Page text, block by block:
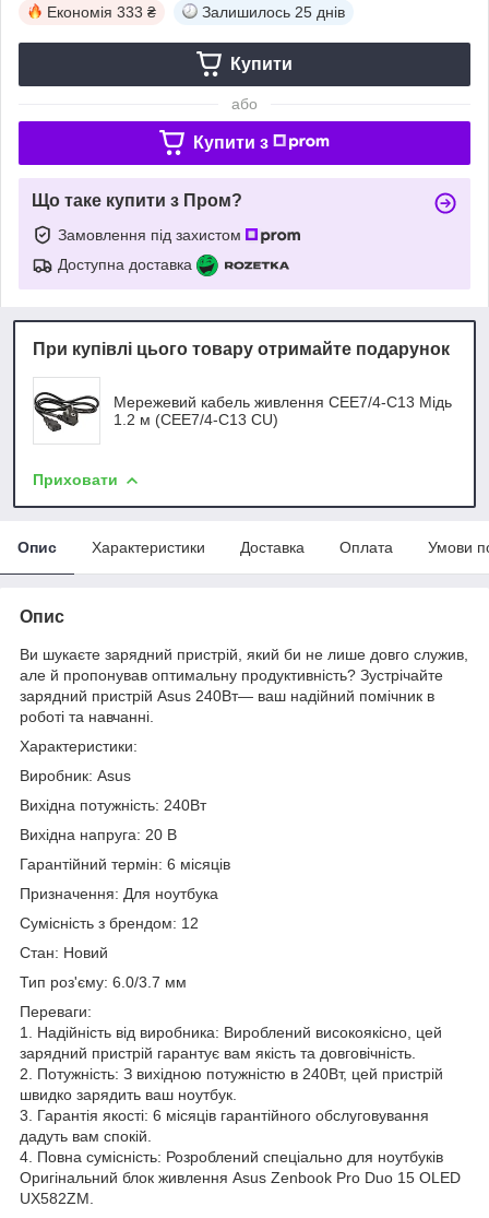
Економія 333 ₴ Залишилось 25 днів
Купити
або
Купити з
Що таке купити з Пром?
Замовлення під захистом
Доступна доставка
При купівлі цього товару отримайте подарунок
Мережевий кабель живлення CEE7/4-C13 Мідь
1.2 м (CEE7/4-C13 CU)
Приховати
Опис Характеристики Доставка Оплата Умови
Опис
Ви шукаєте зарядний пристрій, який би не лише довго служив,
але й пропонував оптимальну продуктивність? Зустрічайте
зарядний пристрій Asus 240Вт— ваш надійний помічник в
роботі та навчанні.
Характеристики:
Виробник: Asus
Вихідна потужність: 240Вт
Вихідна напруга: 20 В
Гарантійний термін: 6 місяців
Призначення: Для ноутбука
Сумісність з брендом: 12
Стан: Новий
Тип роз'єму: 6.0/3.7 мм
Переваги:
1. Надійність від виробника: Вироблений високоякісно, цей
зарядний пристрій гарантує вам якість та довговічність.
2. Потужність: З вихідною потужністю в 240Вт, цей пристрій
швидко зарядить ваш ноутбук.
3. Гарантія якості: 6 місяців гарантійного обслуговування
дадуть вам спокій.
4. Повна сумісність: Розроблений спеціально для ноутбуків
Оригінальний блок живлення Asus Zenbook Pro Duo 15 OLED
UX582ZM.